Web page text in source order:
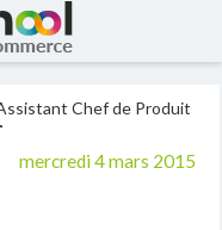
Chef de Produit
Axe
mercredi 4 mars 2015